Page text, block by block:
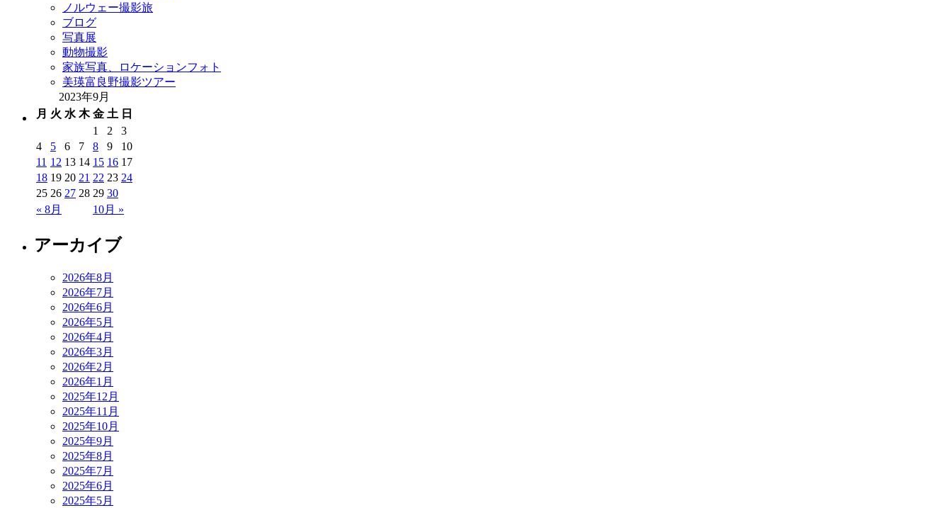
ノルウェー撮影旅
ブログ
写真展
動物撮影
家族写真、ロケーションフォト
美瑛富良野撮影ツアー
2023年9月
月 火 水 木 金 土 日
« 8月 10月 »
1 2
3
4
5 6 7 8 9
10
11 12 13 14 15 16 17
18 19 20 21 22 23 24
25 26 27 28 29 30
アーカイブ
2026年8月
2026年7月
2026年6月
2026年5月
2026年4月
2026年3月
2026年2月
2026年1月
2025年12月
2025年11月
2025年10月
2025年9月
2025年8月
2025年7月
2025年6月
2025年5月